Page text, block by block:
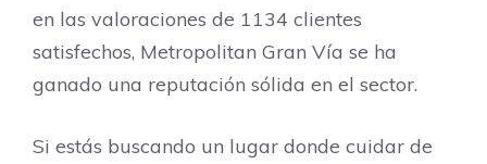
en las valoraciones de 1134 clientes
satisfechos, Metropolitan Gran Vía se ha
ganado una reputación sólida en el sector.
Si estás buscando un lugar donde cuidar de